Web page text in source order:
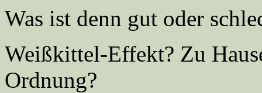
Was ist denn gut oder
Weißkittel-Effekt? Zu
Ordnung?